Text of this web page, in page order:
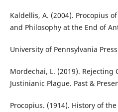
Kaldellis, A. (2004). Procopius
and Philosophy at the End of
University of Pennsylvania
Mordechai, L. (2019). Rejecting
Justinianic Plague. Past &
Procopius. (1914). History of